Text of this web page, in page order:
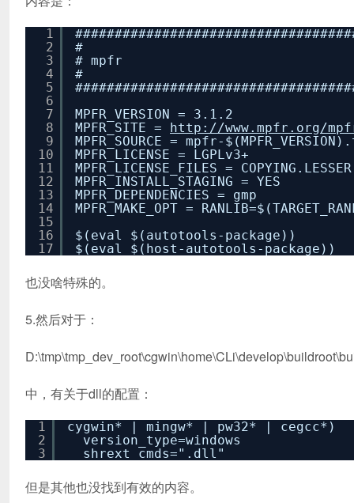
1
2
3
4
5
6
7
8
9
10
11
12
13
14
15
16
17
#
# mpfr
#
MPFR_VERSION = 3.1.2
MPFR_SITE = http://www.mpfr.org/
MPFR_SOURCE = mpfr-
MPFR_LICENSE = LGPLv3+
MPFR_LICENSE_FILES = COPYING.LESSER
MPFR_INSTALL_STAGING = YES
MPFR_DEPENDENCIES = gmp
MPFR_MAKE_OPT =
$(eval $(autotools-package))
$(eval $(host-autotools-package))
也没啥特殊的。
5.然后对于：
中，有关于dll的配置：
1
2
3
cygwin* | mingw* | pw32* | cegcc*)
version_type=windows
shrext_cmds=".dll"
但是其他也没找到有效的内容。